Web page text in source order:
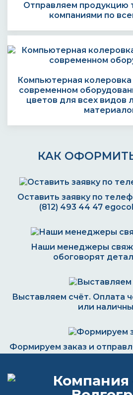
Отправляем продукцию
компаниями по
Компьютерная
современном
цветов для всех видов
КАК
Оставить заявку по
(812) 493 44 47
Наши менеджеры
обоговорят
Выставляем счёт. Оплата
или
Формируем заказ и